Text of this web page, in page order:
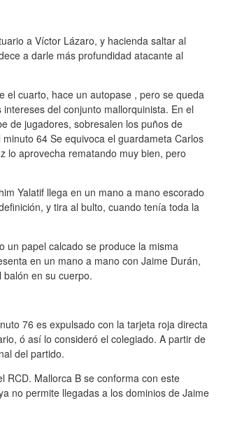
a Víctor Lázaro, y hacienda saltar al
a darle más profundidad atacante al
el cuarto, hace un autopase , pero se queda
del conjunto mallorquinista. En el
de jugadores, sobresalen los puños de
64 Se equivoca el guardameta Carlos
lo aprovecha rematando muy bien, pero
Yalatif llega en un mano a mano escorado
y tira al bulto, cuando tenía toda la
un papel calcado se produce la misma
en un mano a mano con Jaime Durán,
en su cuerpo.
76 es expulsado con la tarjeta roja directa
ó así lo consideró el colegiado. A partir de
del partido.
RCD. Mallorca B se conforma con este
no permite llegadas a los dominios de Jaime